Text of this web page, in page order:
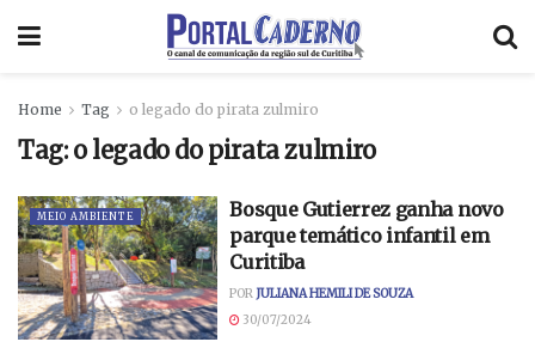
Home Tag o legado do pirata zulmiro
Tag: o legado do pirata zulmiro
MEIO AMBIENTE
Bosque Gutierrez ganha novo
parque temático infantil em
Curitiba
POR JULIANA HEMILI DE SOUZA
30/07/2024